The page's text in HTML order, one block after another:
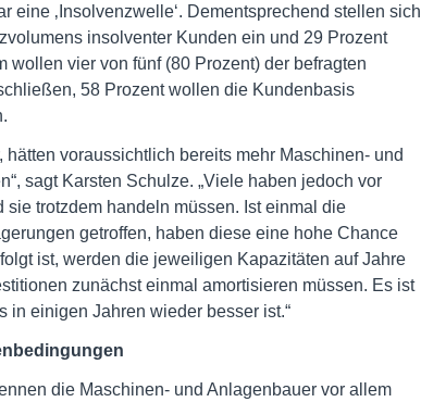
eine ‚Insolvenzwelle‘. Dementsprechend stellen sich
insolventer Kunden ein und 29 Prozent
vier von fünf (80 Prozent) der befragten
58 Prozent wollen die Kundenbasis
voraussichtlich bereits mehr Maschinen- und
sagt Karsten Schulze. „Viele haben jedoch vor
trotzdem handeln müssen. Ist einmal die
getroffen, haben diese eine hohe Chance
ist, werden die jeweiligen Kapazitäten auf Jahre
zunächst einmal amortisieren müssen. Es ist
in einigen Jahren wieder besser ist.“
die Maschinen- und Anlagenbauer vor allem